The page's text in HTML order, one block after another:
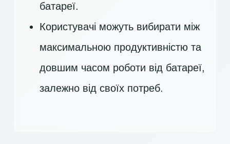
батареї.
Користувачі можуть вибирати між
максимальною продуктивністю та
довшим часом роботи від батареї,
залежно від своїх потреб.